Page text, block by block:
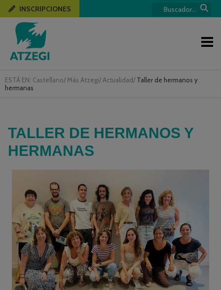
ESTÁ EN: Castellano/ Más Atzegi/ Actualidad/ Taller de hermanos y
hermanas
INSCRIPCIONES
TALLER DE HERMANOS Y
HERMANAS